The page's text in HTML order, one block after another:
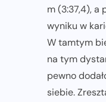
m (3:37,4), a
wyniku w
W tamtym
na tym
pewno
siebie.